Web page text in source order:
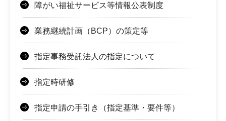
障がい福祉サービス等情報公表制度
業務継続計画（BCP）の策定等
指定事務受託法人の指定について
指定時研修
指定申請の手引き（指定基準・要件等）